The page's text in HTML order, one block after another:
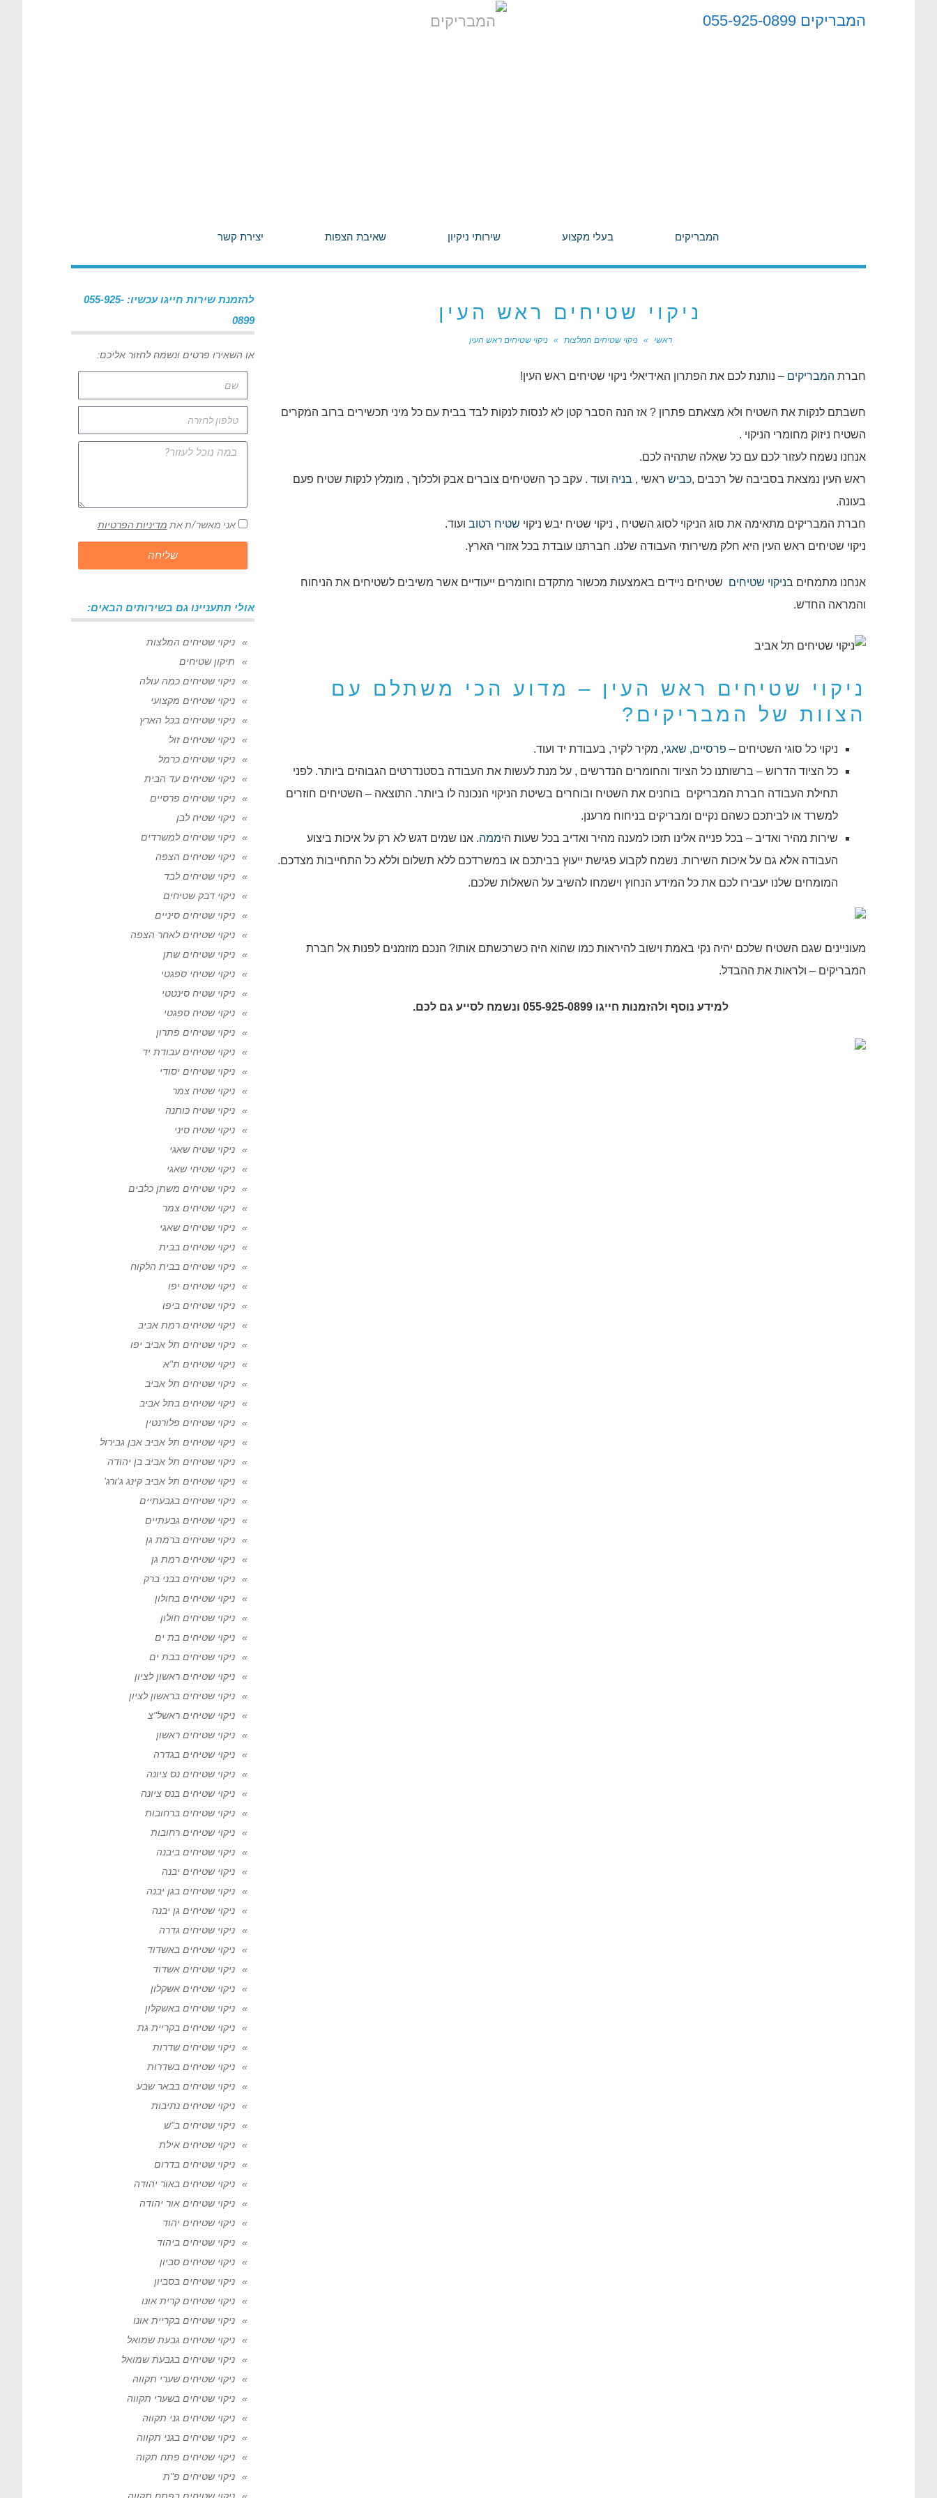
המבריקים 055-925-0899
המבריקים בעלי מקצוע שירותי ניקיון שאיבת הצפות יצירת קשר
ניקוי שטיחים ראש העין
ראשי » ניקוי שטיחים המלצות » ניקוי שטיחים ראש העין
חברת המבריקים – נותנת לכם את הפתרון האידיאלי ניקוי שטיחים ראש העין!
חשבתם לנקות את השטיח ולא מצאתם פתרון ? אז הנה הסבר קטן לא לנסות לנקות לבד בבית עם כל מיני תכשירים ברוב המקרים
השטיח ניזוק מחומרי הניקוי .
אנחנו נשמח לעזור לכם עם כל שאלה שתהיה לכם.
ראש העין נמצאת בסביבה של רכבים ,כביש ראשי , בניה ועוד . עקב כך השטיחים צוברים אבק ולכלוך , מומלץ לנקות שטיח פעם
בעונה.
חברת המבריקים מתאימה את סוג הניקוי לסוג השטיח , ניקוי שטיח יבש ניקוי שטיח רטוב ועוד.
ניקוי שטיחים ראש העין היא חלק משירותי העבודה שלנו. חברתנו עובדת בכל אזורי הארץ.
אנחנו מתמחים בניקוי שטיחים שטיחים ניידים באמצעות מכשור מתקדם וחומרים ייעודיים אשר משיבים לשטיחים את הניחוח
והמראה החדש.
ניקוי שטיחים ראש העין – מדוע הכי משתלם עם
הצוות של המבריקים?
ניקוי כל סוגי השטיחים – פרסיים, שאגי, מקיר לקיר, בעבודת יד ועוד.
כל הציוד הדרוש – ברשותנו כל הציוד והחומרים הנדרשים , על מנת לעשות את העבודה בסטנדרטים הגבוהים ביותר. לפני
תחילת העבודה חברת המבריקים בוחנים את השטיח ובוחרים בשיטת הניקוי הנכונה לו ביותר. התוצאה – השטיחים חוזרים
למשרד או לביתכם כשהם נקיים ומבריקים בניחוח מרענן.
שירות מהיר ואדיב – בכל פנייה אלינו תזכו למענה מהיר ואדיב בכל שעות היממה. אנו שמים דגש לא רק על איכות ביצוע
העבודה אלא גם על איכות השירות. נשמח לקבוע פגישת ייעוץ בביתכם או במשרדכם ללא תשלום וללא כל התחייבות מצדכם.
המומחים שלנו יעבירו לכם את כל המידע הנחוץ וישמחו להשיב על השאלות שלכם.
מעוניינים שגם השטיח שלכם יהיה נקי באמת וישוב להיראות כמו שהוא היה כשרכשתם אותו? הנכם מוזמנים לפנות אל חברת
המבריקים – ולראות את ההבדל.
למידע נוסף ולהזמנות חייגו055-925-0899 ונשמחלסייע גם לכם.
להזמנת שירות חייגו עכשיו: 055-925-
0899
או השאירו פרטים ונשמח לחזור אליכם:
אני מאשר/ת את מדיניות הפרטיות
שליחה
אולי תתעניינו גם בשירותים הבאים:
ניקוי שטיחים המלצות
תיקון שטיחים
ניקוי שטיחים כמה עולה
ניקוי שטיחים מקצועי
ניקוי שטיחים בכל הארץ
ניקוי שטיחים זול
ניקוי שטיחים כרמל
ניקוי שטיחים עד הבית
ניקוי שטיחים פרסיים
ניקוי שטיח לבן
ניקוי שטיחים למשרדים
ניקוי שטיחים הצפה
ניקוי שטיחים לבד
ניקוי דבק שטיחים
ניקוי שטיחים סיניים
ניקוי שטיחים לאחר הצפה
ניקוי שטיחים שתן
ניקוי שטיחי ספגטי
ניקוי שטיח סינטטי
ניקוי שטיח ספגטי
ניקוי שטיחים פתרון
ניקוי שטיחים עבודת יד
ניקוי שטיחים יסודי
ניקוי שטיח צמר
ניקוי שטיח כותנה
ניקוי שטיח סיני
ניקוי שטיח שאגי
ניקוי שטיחי שאגי
ניקוי שטיחים משתן כלבים
ניקוי שטיחים צמר
ניקוי שטיחים שאגי
ניקוי שטיחים בבית
ניקוי שטיחים בבית הלקוח
ניקוי שטיחים יפו
ניקוי שטיחים ביפו
ניקוי שטיחים רמת אביב
ניקוי שטיחים תל אביב יפו
ניקוי שטיחים ת"א
ניקוי שטיחים תל אביב
ניקוי שטיחים בתל אביב
ניקוי שטיחים פלורנטין
ניקוי שטיחים תל אביב אבן גבירול
ניקוי שטיחים תל אביב בן יהודה
ניקוי שטיחים תל אביב קינג ג'ורג'
ניקוי שטיחים בגבעתיים
ניקוי שטיחים גבעתיים
ניקוי שטיחים ברמת גן
ניקוי שטיחים רמת גן
ניקוי שטיחים בבני ברק
ניקוי שטיחים בחולון
ניקוי שטיחים חולון
ניקוי שטיחים בת ים
ניקוי שטיחים בבת ים
ניקוי שטיחים ראשון לציון
ניקוי שטיחים בראשון לציון
ניקוי שטיחים ראשל"צ
ניקוי שטיחים ראשון
ניקוי שטיחים בגדרה
ניקוי שטיחים נס ציונה
ניקוי שטיחים בנס ציונה
ניקוי שטיחים ברחובות
ניקוי שטיחים רחובות
ניקוי שטיחים ביבנה
ניקוי שטיחים יבנה
ניקוי שטיחים בגן יבנה
ניקוי שטיחים גן יבנה
ניקוי שטיחים גדרה
ניקוי שטיחים באשדוד
ניקוי שטיחים אשדוד
ניקוי שטיחים אשקלון
ניקוי שטיחים באשקלון
ניקוי שטיחים בקריית גת
ניקוי שטיחים שדרות
ניקוי שטיחים בשדרות
ניקוי שטיחים בבאר שבע
ניקוי שטיחים נתיבות
ניקוי שטיחים ב"ש
ניקוי שטיחים אילת
ניקוי שטיחים בדרום
ניקוי שטיחים באור יהודה
ניקוי שטיחים אור יהודה
ניקוי שטיחים יהוד
ניקוי שטיחים ביהוד
ניקוי שטיחים סביון
ניקוי שטיחים בסביון
ניקוי שטיחים קרית אונו
ניקוי שטיחים בקריית אונו
ניקוי שטיחים גבעת שמואל
ניקוי שטיחים בגבעת שמואל
ניקוי שטיחים שערי תקווה
ניקוי שטיחים בשערי תקווה
ניקוי שטיחים גני תקווה
ניקוי שטיחים בגני תקווה
ניקוי שטיחים פתח תקוה
ניקוי שטיחים פ"ת